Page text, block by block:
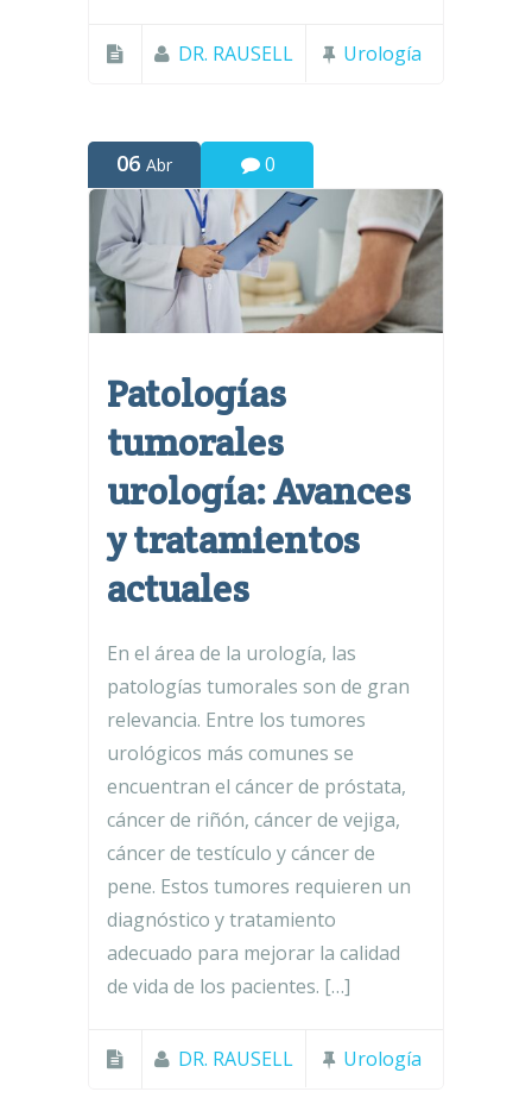
DR. RAUSELL Urología
06 Abr 0
Patologías
tumorales
urología: Avances
y tratamientos
actuales
En el área de la urología, las
patologías tumorales son de gran
relevancia. Entre los tumores
urológicos más comunes se
encuentran el cáncer de próstata,
cáncer de riñón, cáncer de vejiga,
cáncer de testículo y cáncer de
pene. Estos tumores requieren un
diagnóstico y tratamiento
adecuado para mejorar la calidad
de vida de los pacientes. […]
DR. RAUSELL Urología